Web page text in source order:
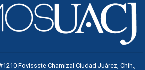
Fovissste Chamizal Ciudad Juárez, Chih.,